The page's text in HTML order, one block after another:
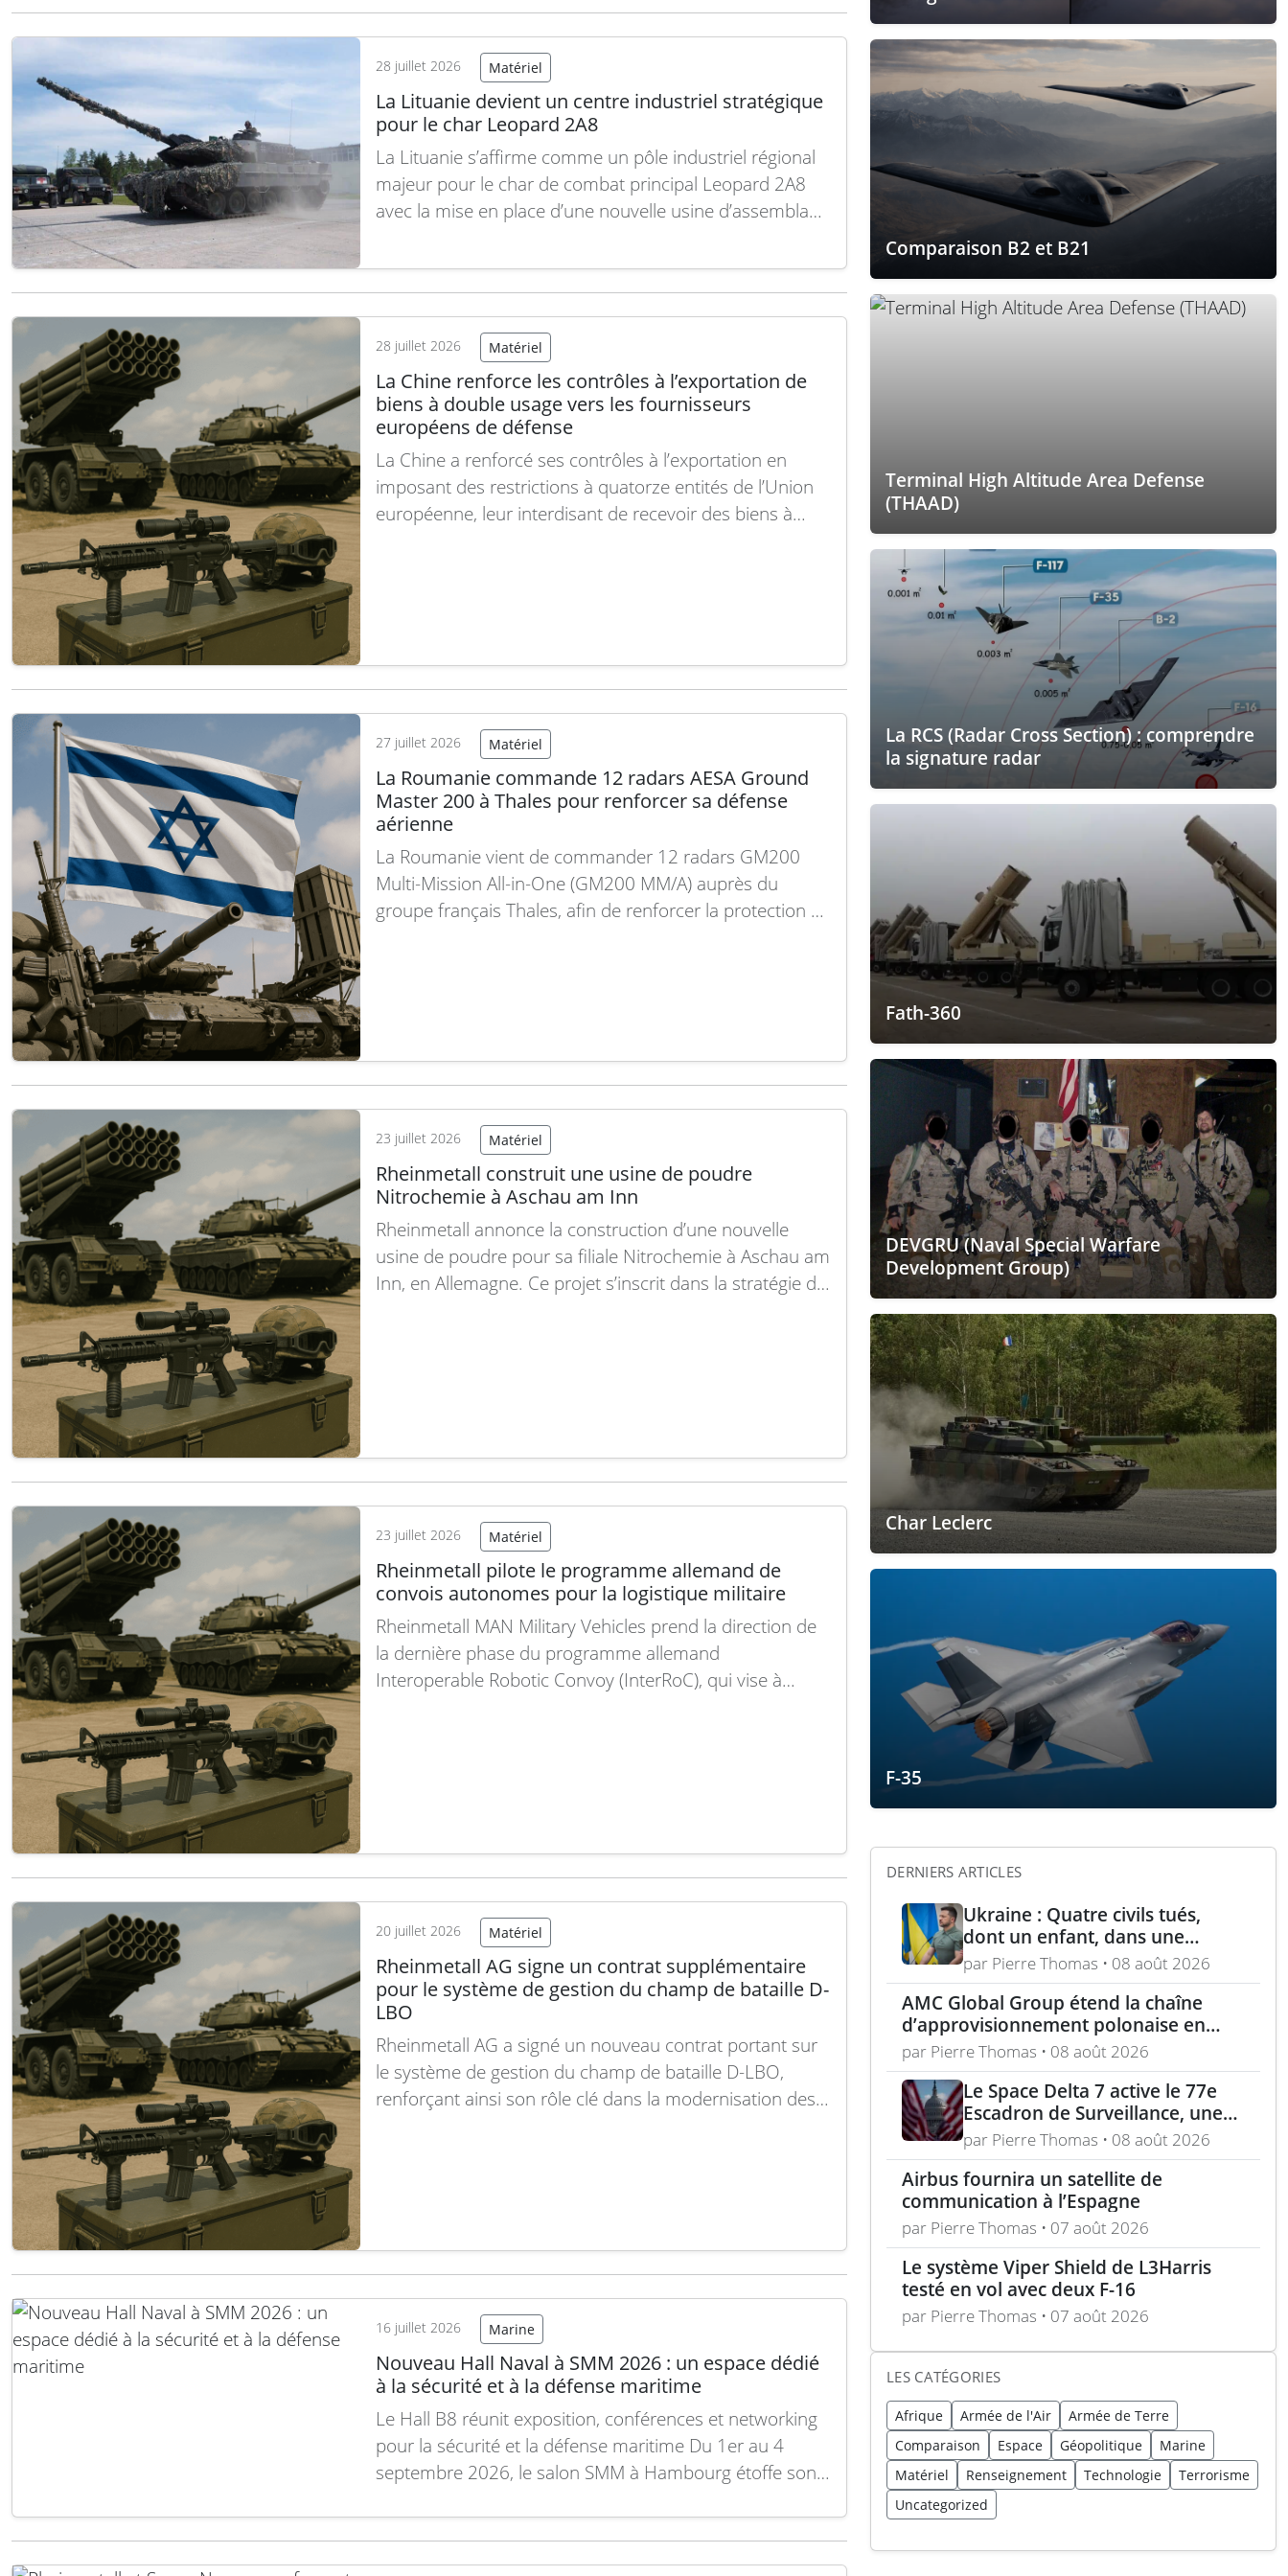
28 juillet 2026 Matériel
La Lituanie devient un centre industriel stratégique
pour le char Leopard 2A8
La Lituanie s’affirme comme un pôle industriel régional
majeur pour le char de combat principal Leopard 2A8
avec la mise en place d’une nouvelle usine d’assemblage
capacité de l’OTAN à soutenir ses forces blindées
lourdes sur son flanc oriental. Annoncé par…Lire la suite
28 juillet 2026 Matériel
La Chine renforce les contrôles à l’exportation de
biens à double usage vers les fournisseurs
européens de défense
La Chine a renforcé ses contrôles à l’exportation en
imposant des restrictions à quatorze entités de l’Union
européenne, leur interdisant de recevoir des biens à
27 juillet 2026 Matériel
La Roumanie commande 12 radars AESA Ground
Master 200 à Thales pour renforcer sa défense
aérienne
La Roumanie vient de commander 12 radars GM200
Multi-Mission All-in-One (GM200 MM/A) auprès du
groupe français Thales, afin de renforcer la protection de
23 juillet 2026 Matériel
Rheinmetall construit une usine de poudre
Nitrochemie à Aschau am Inn
Rheinmetall annonce la construction d’une nouvelle
usine de poudre pour sa filiale Nitrochemie à Aschau am
Inn, en Allemagne. Ce projet s’inscrit dans la stratégie du
23 juillet 2026 Matériel
Rheinmetall pilote le programme allemand de
convois autonomes pour la logistique militaire
Rheinmetall MAN Military Vehicles prend la direction de
la dernière phase du programme allemand
Interoperable Robotic Convoy (InterRoC), qui vise à
20 juillet 2026 Matériel
Rheinmetall AG signe un contrat supplémentaire
pour le système de gestion du champ de bataille D-
LBO
Rheinmetall AG a signé un nouveau contrat portant sur
le système de gestion du champ de bataille D-LBO,
renforçant ainsi son rôle clé dans la modernisation des
16 juillet 2026 Marine
Nouveau Hall Naval à SMM 2026 : un espace dédié
à la sécurité et à la défense maritime
Le Hall B8 réunit exposition, conférences et networking
pour la sécurité et la défense maritime Du 1er au 4
septembre 2026, le salon SMM à Hambourg étoffe son
l’inauguration du Hall Naval, un espace d’exposition
Comparaison B2 et B21
Terminal High Altitude Area Defense
(THAAD)
La RCS (Radar Cross Section) : comprendre
la signature radar
Fath-360
DEVGRU (Naval Special Warfare
Development Group)
Char Leclerc
F-35
DERNIERS ARTICLES
Ukraine : Quatre civils tués,
dont un enfant, dans une
attaque russe par missile
balistique sur Kiev – Deux
raffineries russes visées par
l’Ukraine
par Pierre Thomas • 08 août 2026
AMC Global Group étend la chaîne
d’approvisionnement polonaise en
munitions de 155 mm
par Pierre Thomas • 08 août 2026
Le Space Delta 7 active le 77e
Escadron de Surveillance, une
nouvelle ère du suivi de cibles
spatiales
par Pierre Thomas • 08 août 2026
Airbus fournira un satellite de
communication à l’Espagne
par Pierre Thomas • 07 août 2026
Le système Viper Shield de L3Harris
testé en vol avec deux F-16
par Pierre Thomas • 07 août 2026
LES CATÉGORIES
Afrique Armée de l'Air
Armée de Terre
Comparaison
Espace Géopolitique
Marine
Matériel
Renseignement Technologie
Terrorisme
Uncategorized